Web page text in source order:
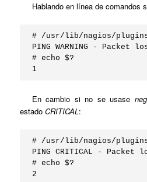
Hablando en línea de comandos
# /usr/lib/nagios/
PING WARNING - Packet
# echo $?
1
En cambio si no se usase
estadoCRITICAL :
# /usr/lib/nagios/
PING CRITICAL - Packet
# echo $?
2